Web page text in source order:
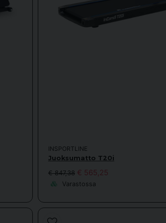
INSPORTLINE
Juoksumatto T20i
€ 847,38 € 565,25
Varastossa